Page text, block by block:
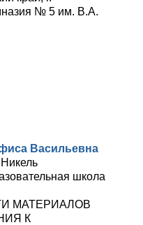
№ 5 им. В.А.
Васильевна
школа
МАТЕРИАЛОВ
К